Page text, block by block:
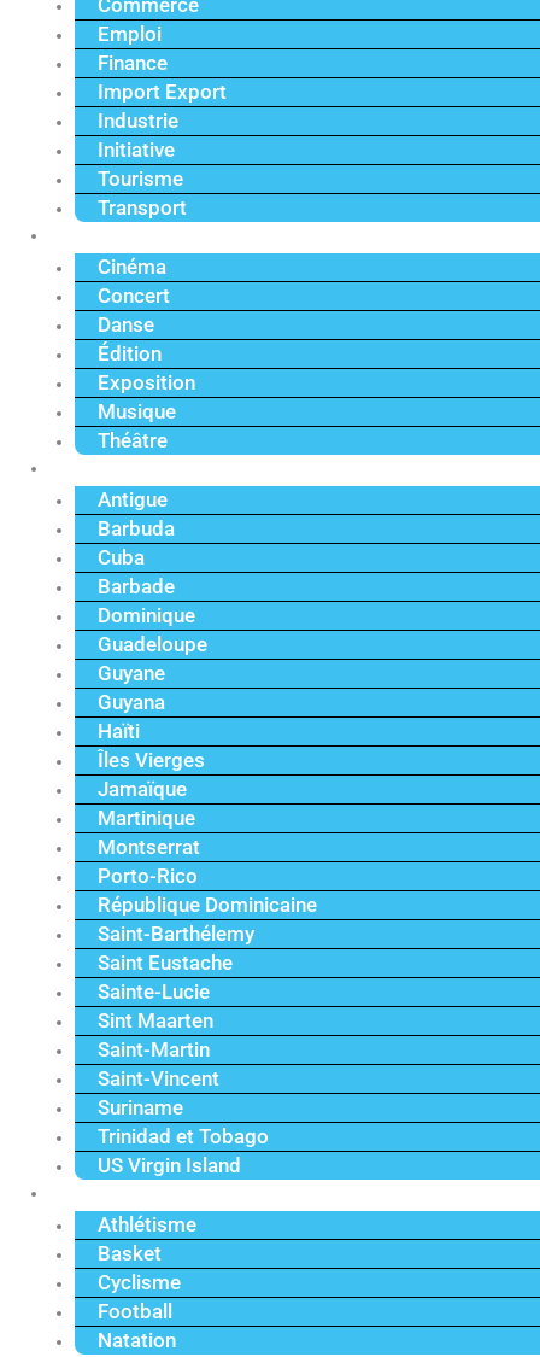
Commerce
Emploi
Finance
Import Export
Industrie
Initiative
Tourisme
Transport
Cinéma
Concert
Danse
Édition
Exposition
Musique
Théâtre
Antigue
Barbuda
Cuba
Barbade
Dominique
Guadeloupe
Guyane
Guyana
Haïti
Îles Vierges
Jamaïque
Martinique
Montserrat
Porto-Rico
République Dominicaine
Saint-Barthélemy
Saint Eustache
Sainte-Lucie
Sint Maarten
Saint-Martin
Saint-Vincent
Suriname
Trinidad et Tobago
US Virgin Island
Athlétisme
Basket
Cyclisme
Football
Natation